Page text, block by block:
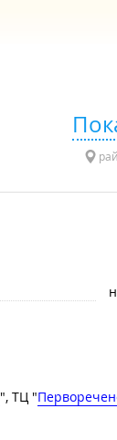
", ТЦ "